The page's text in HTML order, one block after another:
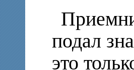
подал
это